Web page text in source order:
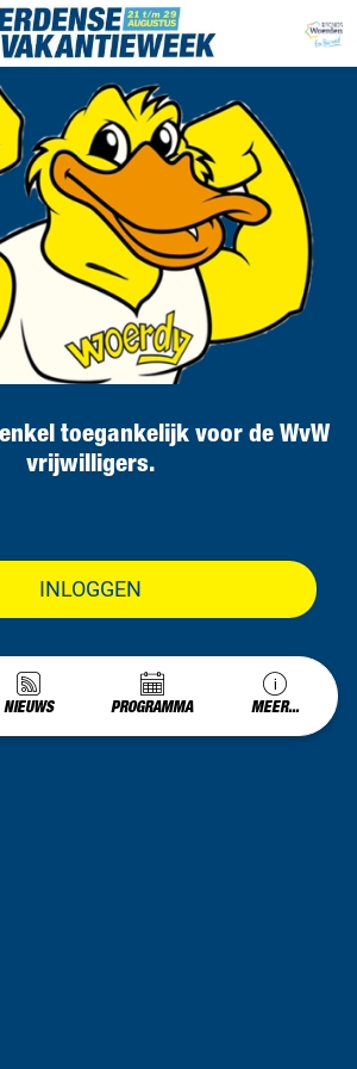
toegankelijk voor de WvW
vrijwilligers.
INLOGGEN
NIEUWS PROGRAMMA MEER...